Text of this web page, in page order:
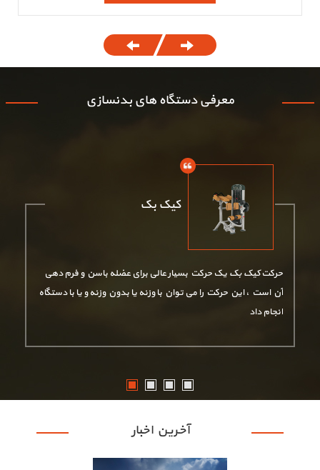
معرفی دستگاه های بدنسازی
کیک بک
حرکتکیک بک یک حرکت بسیار عالی برای عضله باسن و فرم دهی
آن است ، این حرکت را می توان با وزنه یا بدون وزنه و یا با دستگاه
انجام داد
آخرین اخبار